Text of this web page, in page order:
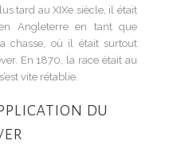
tard au XIXe siècle, il était
Angleterre en tant que
chasse, où il était surtout
En 1870, la race était au
vite rétablie.
du